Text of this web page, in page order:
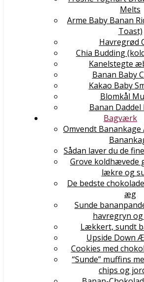
Melts
Arme Baby Banan
Toast)
Havregrød
Chia Budding
Kanelstegte
Banan Baby
Kakao Baby
Blomkål
Banan
Bagværk
Omvendt Banankage
Sådan laver du de
Grove koldhævede
lækre og
De bedste
æg
Sunde
havregryn
Lækkert, sundt
Upside Down
Cookies med
“Sunde” muffins
chips og